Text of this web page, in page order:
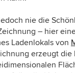
nie die
– hier
Ladenlokals von
erzeugt die